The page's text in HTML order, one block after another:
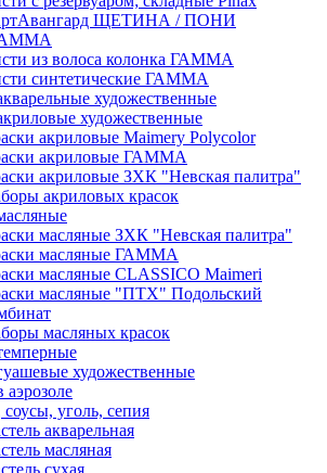
ЩЕТИНА / ПОНИ
из волоса колонка ГАММА
синтетические ГАММА
художественные
художественные
акриловые Maimery Polycolor
акриловые ГАММА
акриловые ЗХК "Невская палитра"
акриловых красок
масляные ЗХК "Невская палитра"
масляные ГАММА
масляные CLASSICO Maimeri
масляные "ПТХ" Подольский
масляных красок
художественные
аэрозоле
соусы, уголь, сепия
акварельная
масляная
сухая